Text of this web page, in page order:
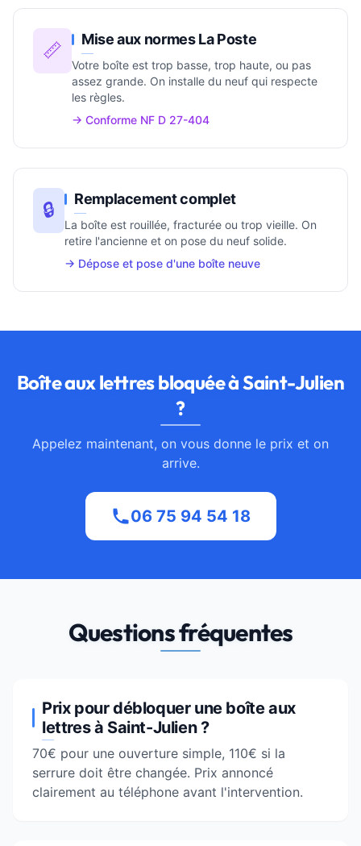
📏 Mise aux normes La Poste
Votre boîte est trop basse, trop haute, ou pas
assez grande. On installe du neuf qui respecte
les règles.
→ Conforme NF D 27-404
🔒 Remplacement complet
La boîte est rouillée, fracturée ou trop vieille. On
retire l'ancienne et on pose du neuf solide.
→ Dépose et pose d'une boîte neuve
Boîte aux lettres bloquée à Saint-Julien
?
Appelez maintenant, on vous donne le prix et on
arrive.
06 75 94 54 18
Questions fréquentes
Prix pour débloquer une boîte aux
lettres à Saint-Julien ?
70€ pour une ouverture simple, 110€ si la
serrure doit être changée. Prix annoncé
clairement au téléphone avant l'intervention.